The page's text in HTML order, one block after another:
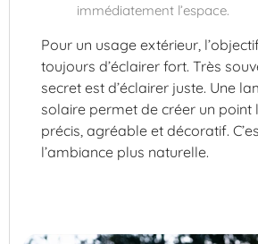
immédiatement l’espace.
Pour un usage extérieur,
toujours d’éclairer fort. Très
secret est d’éclairer juste. Une
solaire permet de créer un point
précis, agréable et décoratif.
l’ambiance plus naturelle.